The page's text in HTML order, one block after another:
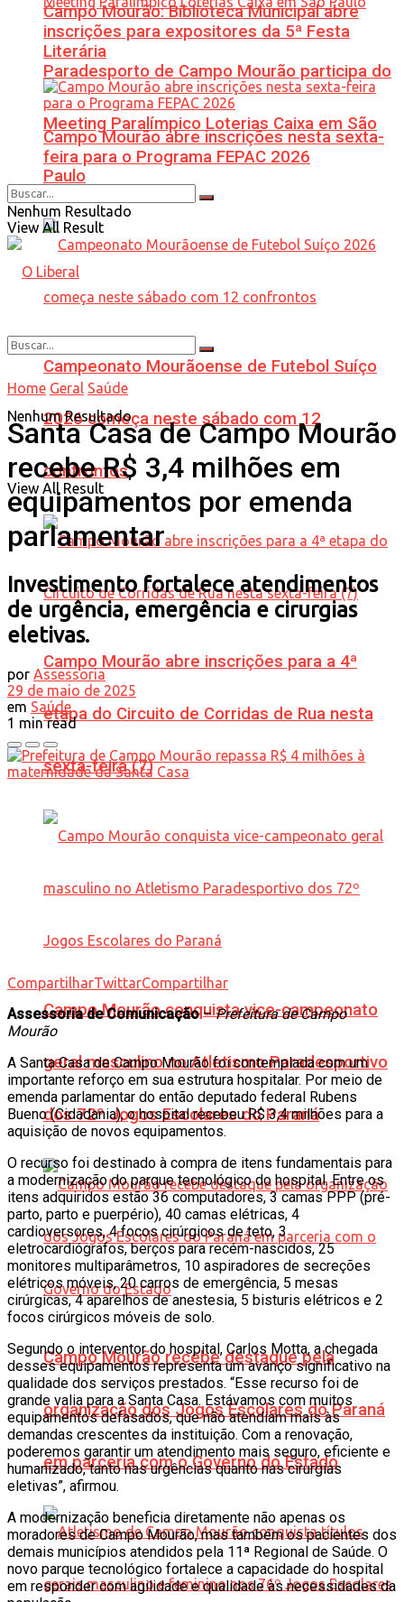
Paradesporto de Campo Mourão participa do
Meeting Paralímpico Loterias Caixa em São
Paulo
Campeonato Mourãoense de Futebol Suíço
2026 começa neste sábado com 12
confrontos
Campo Mourão abre inscrições para a 4ª
etapa do Circuito de Corridas de Rua nesta
sexta-feira (7)
Campo Mourão conquista vice-campeonato
geral masculino no Atletismo Paradesportivo
dos 72º Jogos Escolares do Paraná
Campo Mourão recebe destaque pela
organização dos Jogos Escolares do Paraná
em parceria com o Governo do Estado
Campo Mourão: Biblioteca Municipal abre
inscrições para expositores da 5ª Festa
Literária
Campo Mourão abre inscrições nesta sexta-
feira para o Programa FEPAC 2026
Nenhum Resultado
View All Result
Nenhum Resultado
View All Result
Home Geral Saúde
Santa Casa de Campo Mourão
recebe R$ 3,4 milhões em
equipamentos por emenda
parlamentar
Investimento fortalece atendimentos
de urgência, emergência e cirurgias
eletivas.
por Assessoria
29 de maio de 2025
em Saúde
1 min read
CompartilharTwittarCompartilhar
Assessoria de Comunicação–Prefeitura de Campo
Mourão
A Santa Casa de Campo Mourão foi contemplada com um
importante reforço em sua estrutura hospitalar. Por meio de
emenda parlamentar do então deputado federal Rubens
Bueno (Cidadania), o hospital recebeu R$ 3,4 milhões para a
aquisição de novos equipamentos.
O recurso foi destinado à compra de itens fundamentais para
a modernização do parque tecnológico do hospital. Entre os
itens adquiridos estão 36 computadores, 3 camas PPP (pré-
parto, parto e puerpério), 40 camas elétricas, 4
cardioversores, 4 focos cirúrgicos de teto, 3
eletrocardiógrafos, berços para recém-nascidos, 25
monitores multiparâmetros, 10 aspiradores de secreções
elétricos móveis, 20 carros de emergência, 5 mesas
cirúrgicas, 4 aparelhos de anestesia, 5 bisturis elétricos e 2
focos cirúrgicos móveis de solo.
Segundo o interventor do hospital, Carlos Motta, a chegada
desses equipamentos representa um avanço significativo na
qualidade dos serviços prestados. “Esse recurso foi de
grande valia para a Santa Casa. Estávamos com muitos
equipamentos defasados, que não atendiam mais às
demandas crescentes da instituição. Com a renovação,
poderemos garantir um atendimento mais seguro, eficiente e
humanizado, tanto nas urgências quanto nas cirurgias
eletivas”, afirmou.
A modernização beneficia diretamente não apenas os
moradores de Campo Mourão, mas também os pacientes dos
demais municípios atendidos pela 11ª Regional de Saúde. O
novo parque tecnológico fortalece a capacidade do hospital
em responder com agilidade e qualidade às necessidades da